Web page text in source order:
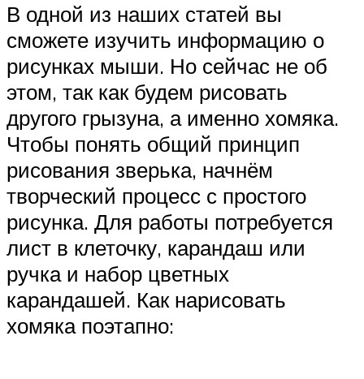
В одной из наших статей вы
сможете изучить информацию о
рисунках мыши. Но сейчас не об
этом, так как будем рисовать
другого грызуна, а именно хомяка.
Чтобы понять общий принцип
рисования зверька, начнём
творческий процесс с простого
рисунка. Для работы потребуется
лист в клеточку, карандаш или
ручка и набор цветных
карандашей. Как нарисовать
хомяка поэтапно: